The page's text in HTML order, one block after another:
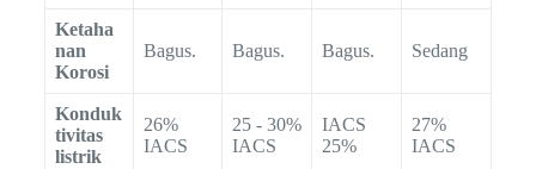
Ketaha
nan
Korosi
Bagus. Bagus. Bagus. Sedang
Konduk
tivitas
listrik
26%
IACS
25 - 30%
IACS
IACS
25%
27%
IACS